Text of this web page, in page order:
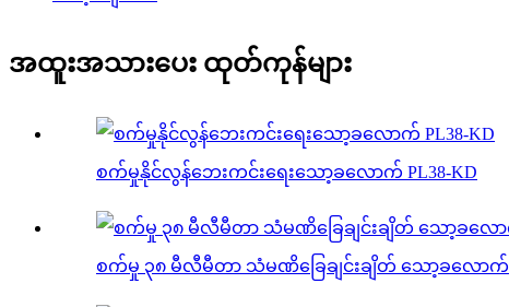
အထူးအသားပေး ထုတ်ကုန်များ
စက်မှုနိုင်လွန်ဘေးကင်းရေးသော့ခလောက် PL38-KD
စက်မှု ၃၈ မီလီမီတာ သံမဏိခြေချင်းချိတ် သော့ခလောက်